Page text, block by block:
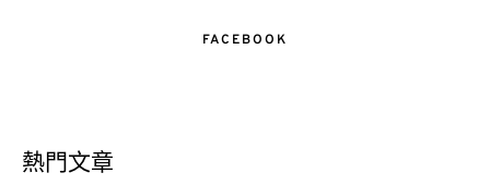
FACEBOOK
熱門文章